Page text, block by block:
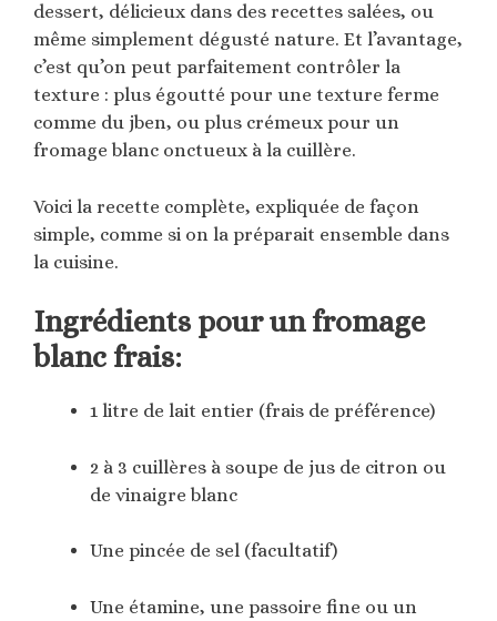
dessert, délicieux dans des recettes salées, ou
même simplement dégusté nature. Et l’avantage,
c’est qu’on peut parfaitement contrôler la
texture : plus égoutté pour une texture ferme
comme du jben, ou plus crémeux pour un
fromage blanc onctueux à la cuillère.
Voici la recette complète, expliquée de façon
simple, comme si on la préparait ensemble dans
la cuisine.
Ingrédients pour un fromage
blanc frais:
1 litre de lait entier (frais de préférence)
2 à 3 cuillères à soupe de jus de citron ou
de vinaigre blanc
Une pincée de sel (facultatif)
Une étamine, une passoire fine ou un